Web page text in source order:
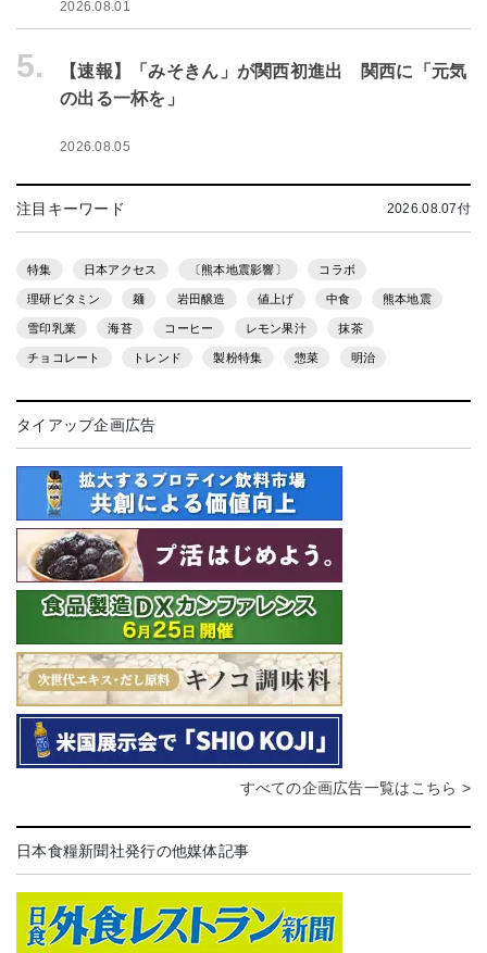
2026.08.01
5.
【速報】「みそきん」が関西初進出 関西に「元気
の出る一杯を」
2026.08.05
注目キーワード 2026.08.07付
特集 日本アクセス 〔熊本地震影響〕 コラボ
理研ビタミン 麺 岩田醸造 値上げ 中食 熊本地震
雪印乳業 海苔 コーヒー レモン果汁 抹茶
チョコレート トレンド 製粉特集 惣菜 明治
タイアップ企画広告
すべての企画広告一覧はこちら >
日本食糧新聞社発行の他媒体記事